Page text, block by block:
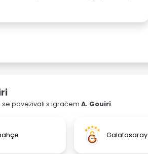
se povezivali s igračem A. Gouiri.
Galatasaray